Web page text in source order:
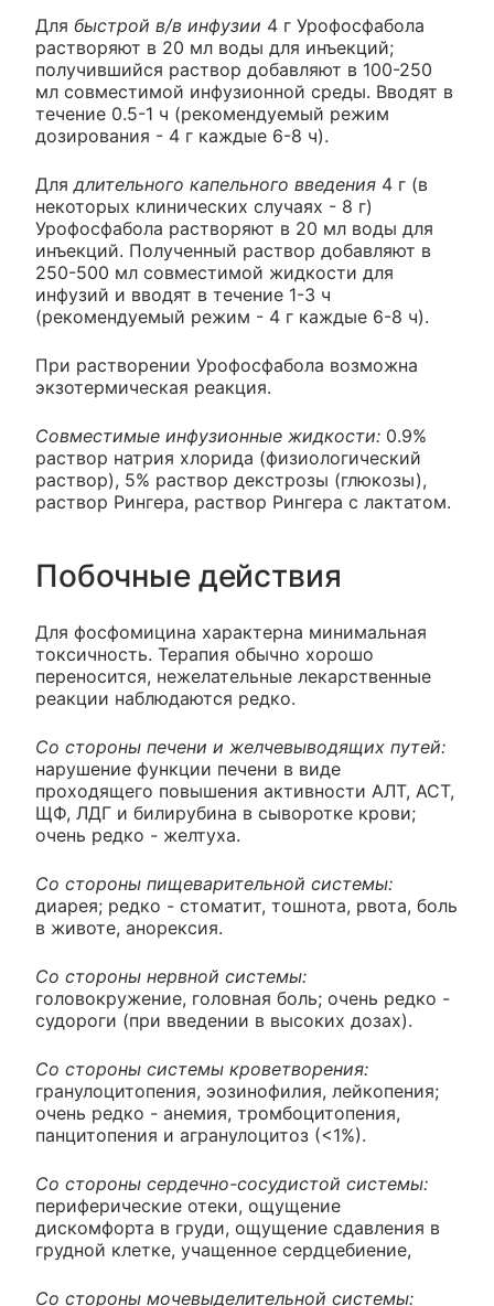
Для быстрой в/в инфузии 4 г Урофосфабола
растворяют в 20 мл воды для инъекций;
получившийся раствор добавляют в 100-250
мл совместимой инфузионной среды. Вводят в
течение 0.5-1 ч (рекомендуемый режим
дозирования - 4 г каждые 6-8 ч).
Для длительного капельного введения 4 г (в
некоторых клинических случаях - 8 г)
Урофосфабола растворяют в 20 мл воды для
инъекций. Полученный раствор добавляют в
250-500 мл совместимой жидкости для
инфузий и вводят в течение 1-3 ч
(рекомендуемый режим - 4 г каждые 6-8 ч).
При растворении Урофосфабола возможна
экзотермическая реакция.
Совместимые инфузионные жидкости: 0.9%
раствор натрия хлорида (физиологический
раствор), 5% раствор декстрозы (глюкозы),
раствор Рингера, раствор Рингера с лактатом.
Побочные действия
Для фосфомицина характерна минимальная
токсичность. Терапия обычно хорошо
переносится, нежелательные лекарственные
реакции наблюдаются редко.
Со стороны печени и желчевыводящих путей:
нарушение функции печени в виде
проходящего повышения активности АЛТ, АСТ,
ЩФ, ЛДГ и билирубина в сыворотке крови;
очень редко - желтуха.
Со стороны пищеварительной системы:
диарея; редко - стоматит, тошнота, рвота, боль
в животе, анорексия.
Со стороны нервной системы:
головокружение, головная боль; очень редко -
судороги (при введении в высоких дозах).
Со стороны системы кроветворения:
гранулоцитопения, эозинофилия, лейкопения;
очень редко - анемия, тромбоцитопения,
панцитопения и агранулоцитоз (<1%).
Со стороны сердечно-сосудистой системы:
периферические отеки, ощущение
дискомфорта в груди, ощущение сдавления в
грудной клетке, учащенное сердцебиение,
Со стороны мочевыделительной системы: